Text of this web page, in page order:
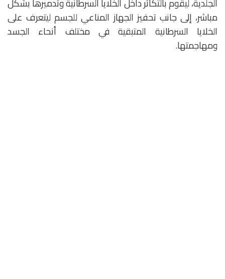
الجلدية، ليقوم بالتكاثر داخل الخلايا السرطانية وتدميرها بشكل
مباشر، إلى جانب تحفيز الجهاز المناعي للجسم ليتعرف على
الخلايا السرطانية المتبقية في مختلف أنحاء الجسد
ومهاجمتها.